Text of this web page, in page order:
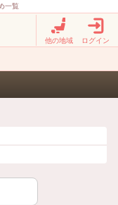
一覧
他の地域 ログイン